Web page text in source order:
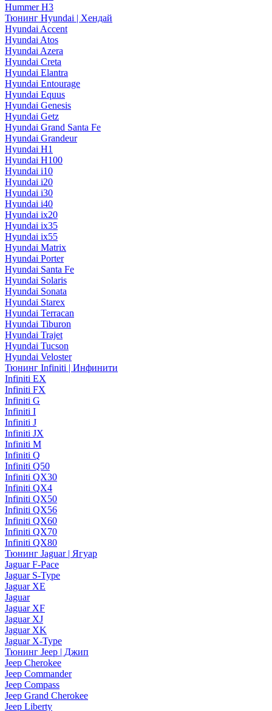
Hummer H3
Тюнинг Hyundai | Хендай
Hyundai Accent
Hyundai Atos
Hyundai Azera
Hyundai Creta
Hyundai Elantra
Hyundai Entourage
Hyundai Equus
Hyundai Genesis
Hyundai Getz
Hyundai Grand Santa Fe
Hyundai Grandeur
Hyundai H1
Hyundai H100
Hyundai i10
Hyundai i20
Hyundai i30
Hyundai i40
Hyundai ix20
Hyundai ix35
Hyundai ix55
Hyundai Matrix
Hyundai Porter
Hyundai Santa Fe
Hyundai Solaris
Hyundai Sonata
Hyundai Starex
Hyundai Terracan
Hyundai Tiburon
Hyundai Trajet
Hyundai Tucson
Hyundai Veloster
Тюнинг Infiniti | Инфинити
Infiniti EX
Infiniti FX
Infiniti G
Infiniti I
Infiniti J
Infiniti JX
Infiniti M
Infiniti Q
Infiniti Q50
Infiniti QX30
Infiniti QX4
Infiniti QX50
Infiniti QX56
Infiniti QX60
Infiniti QX70
Infiniti QX80
Тюнинг Jaguar | Ягуар
Jaguar F-Pace
Jaguar S-Type
Jaguar XE
Jaguar
Jaguar XF
Jaguar XJ
Jaguar XK
Jaguar X-Type
Тюнинг Jeep | Джип
Jeep Cherokee
Jeep Commander
Jeep Compass
Jeep Grand Cherokee
Jeep Liberty